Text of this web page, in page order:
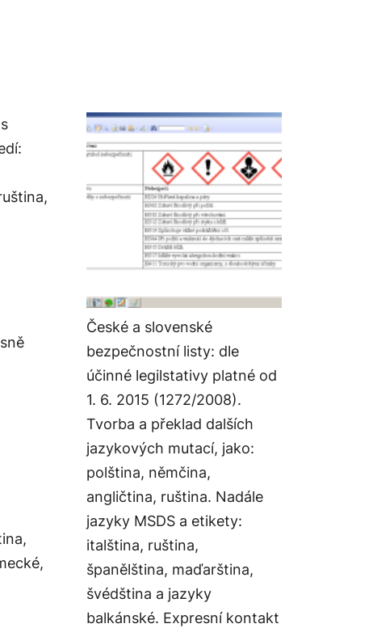
České a slovenské
bezpečnostní listy: dle
účinné legilstativy platné od
1. 6. 2015 (1272/2008).
Tvorba a překlad dalších
jazykových mutací, jako:
polština, němčina,
angličtina, ruština. Nadále
jazyky MSDS a etikety:
italština, ruština,
španělština, maďarština,
švédština a jazyky
balkánské. Expresní kontakt